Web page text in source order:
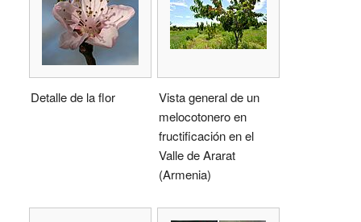
Detalle de la flor
Vista general de un
melocotonero en
fructificación en el
Valle de Ararat
(Armenia)